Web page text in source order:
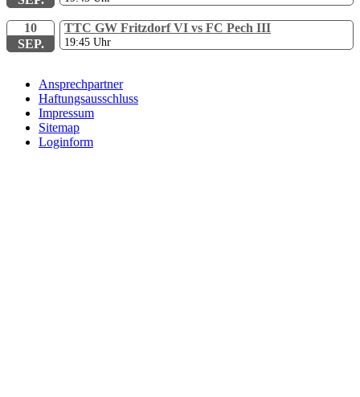
10
SEP.
TTC GW Fritzdorf VI vs FC Pech III
19:45 Uhr
Ansprechpartner
Haftungsausschluss
Impressum
Sitemap
Loginform